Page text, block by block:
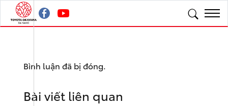
Bình luận đã bị đóng.
Bài viết liên quan